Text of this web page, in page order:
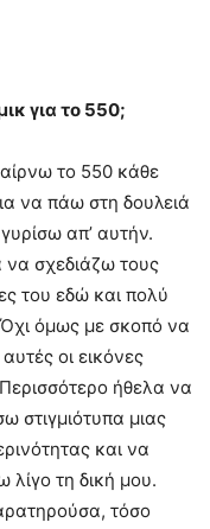
για το 550;
το 550 κάθε
να πάω στη δουλειά
απ’ αυτήν.
να σχεδιάζω τους
του εδώ και πολύ
όμως με σκοπό να
οι εικόνες
ήθελα να
στιγμιότυπα μιας
και να
λίγο τη δική μου.
τόσο